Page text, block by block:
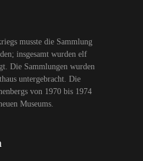
musste die Sammlung
insgesamt wurden elf
Die Sammlungen wurden
untergebracht. Die
von 1970 bis 1974
Museums.